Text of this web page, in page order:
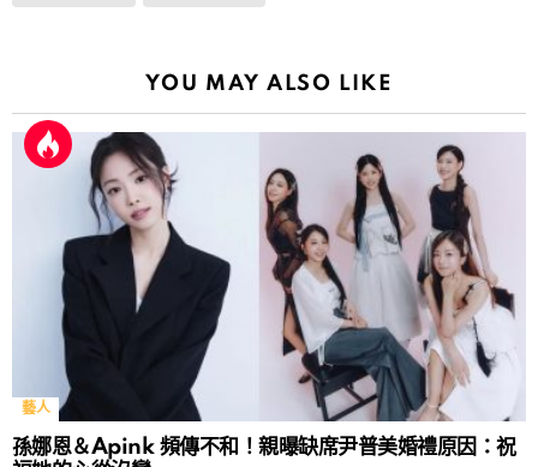
YOU MAY ALSO LIKE
藝人
孫娜恩＆Apink 頻傳不和！親曝缺席尹普美婚禮原因：祝